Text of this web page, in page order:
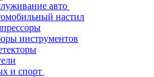
авто
настил
инструментов
и спорт